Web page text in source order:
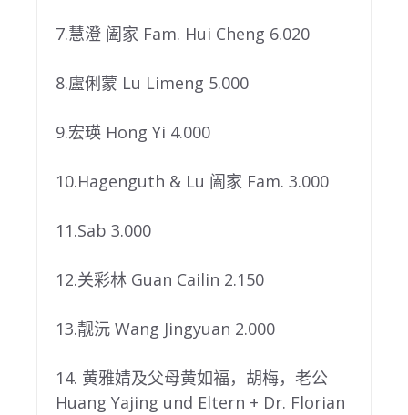
7.慧澄 阖家 Fam. Hui Cheng 6.020
8.盧俐蒙 Lu Limeng 5.000
9.宏瑛 Hong Yi 4.000
10.Hagenguth & Lu 阖家 Fam. 3.000
11.Sab 3.000
12.关彩林 Guan Cailin 2.150
13.靓沅 Wang Jingyuan 2.000
14. 黄雅婧及父母黄如福，胡梅，老公
Huang Yajing und Eltern + Dr. Florian